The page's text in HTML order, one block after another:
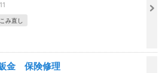
み直し
金 保険修理